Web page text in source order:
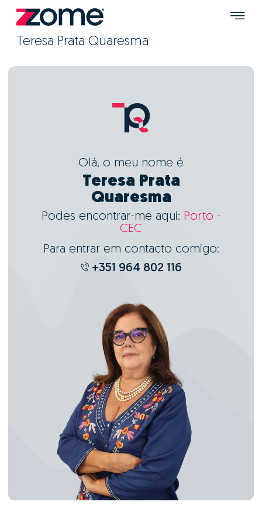
Teresa Prata Quaresma
Olá, o meu nome é
Teresa Prata
Quaresma
Podes encontrar-me aqui: Porto -
CEC
Para entrar em contacto comigo:
+351 964 802 116